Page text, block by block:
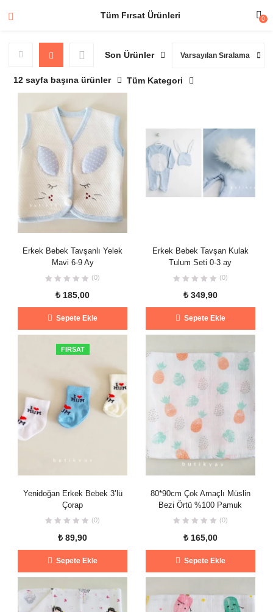
Tüm Fırsat Ürünleri 0
Son Ürünler Varsayılan Sıralama
12 sayfa başına ürünler Tüm Kategori
Erkek Bebek Tavşanlı Yelek
Mavi 6-9 Ay
(0)
₺ 185,00
Sepete Ekle
Erkek Bebek Tavşan Kulak
Tulum Seti 0-3 ay
(0)
₺349,90
Sepete Ekle
FIRSAT
Yenidoğan Erkek Bebek 3’lü
Çorap
(0)
₺ 89,90
Sepete Ekle
80*90cm Çok Amaçlı Müslin
Bezi Örtü %100 Pamuk
(0)
₺165,00
Sepete Ekle